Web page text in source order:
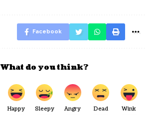
Facebook
What do you think?
Happy Sleepy Angry Dead Wink